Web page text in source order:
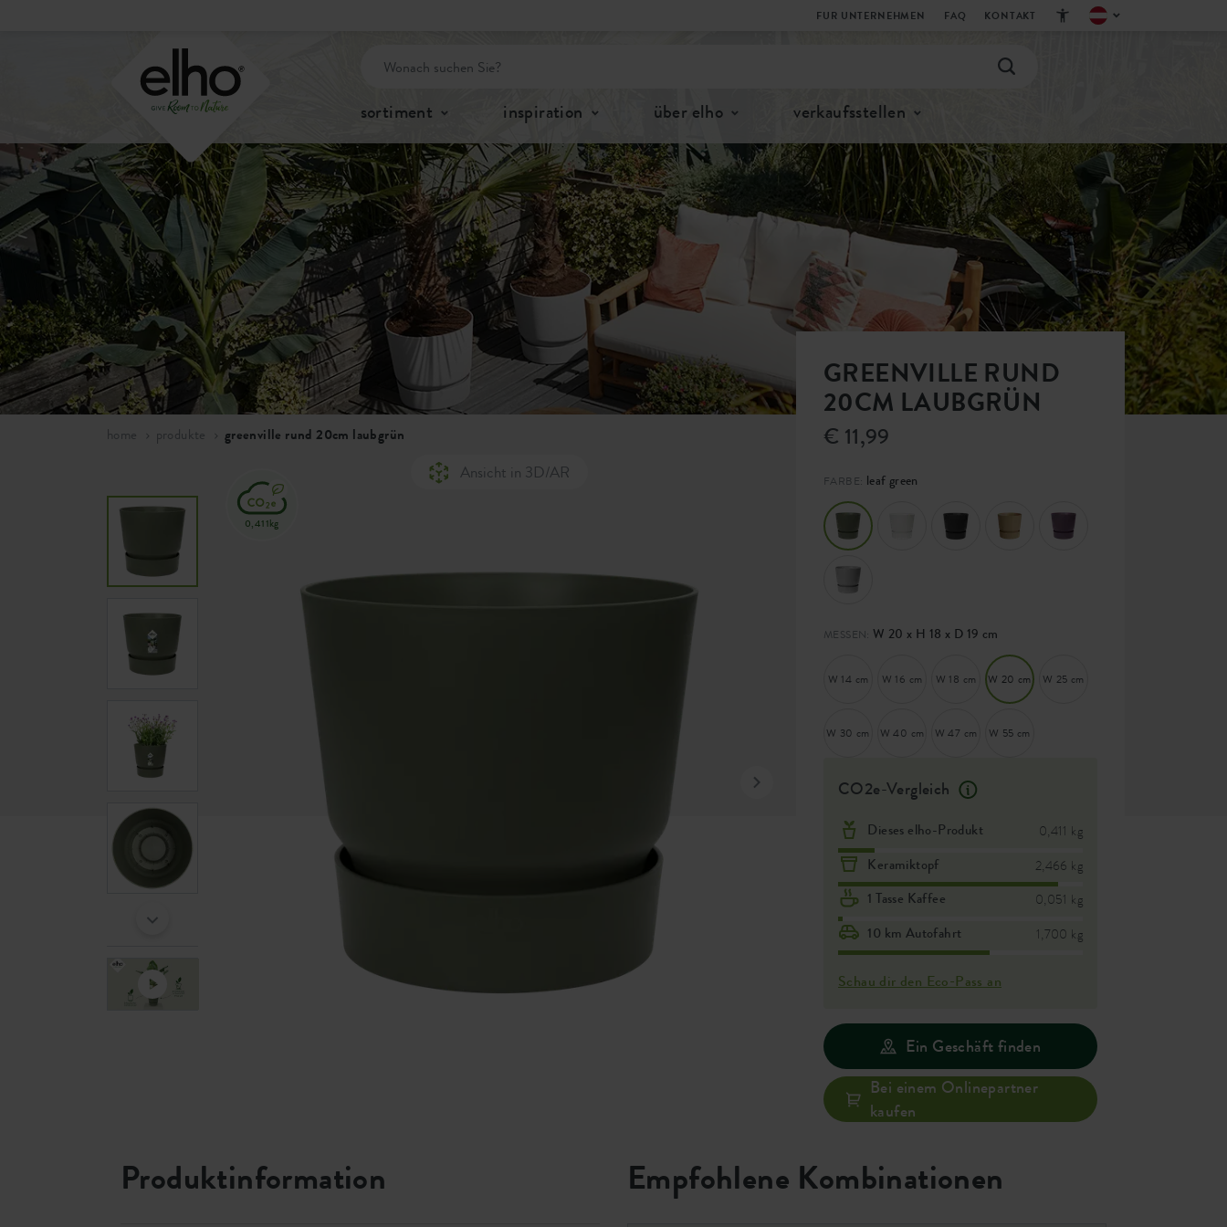
FUR UNTERNEHMEN FAQ KONTAKT
sortiment inspiration über elho verkaufsstellen
home produkte greenville rund 20cm laubgrün
GREENVILLE RUND
20CM LAUBGRÜN
€ 11,99
FARBE: leaf green
MESSEN: W 20 x H 18 x D 19 cm
W 14 cm W 16 cm W 18 cm W 20 cm W 25 cm
W 30 cm W 40 cm W 47 cm W 55 cm
CO2e-Vergleich
Dieses elho-Produkt 0,411 kg
Keramiktopf 2,466 kg
1 Tasse Kaffee 0,051 kg
10 km Autofahrt 1,700 kg
Schau dir den Eco-Pass an
Ein Geschäft finden
Bei einem Onlinepartner
kaufen
0,411kg
Ansicht in 3D/AR
Produktinformation Empfohlene Kombinationen